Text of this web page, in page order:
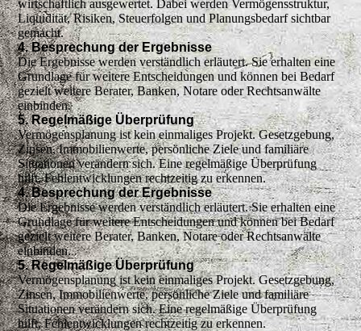
wirtschaftlich ausgewertet. Dabei werden Vermögensstruktur,
Liquidität, Risiken, Steuerfolgen und Planungsbedarf sichtbar
gemacht.
4. Besprechung der Ergebnisse
Die Ergebnisse werden verständlich erläutert. Sie erhalten eine
Grundlage für weitere Entscheidungen und können bei Bedarf
gezielt weitere Berater, Banken, Notare oder Rechtsanwälte
einbinden.
5. Regelmäßige Überprüfung
Vermögensplanung ist kein einmaliges Projekt. Gesetzgebung,
Zinsen, Immobilienwerte, persönliche Ziele und familiäre
Situationen verändern sich. Eine regelmäßige Überprüfung
hilft, Fehlentwicklungen rechtzeitig zu erkennen.
4. Besprechung der Ergebnisse
Die Ergebnisse werden verständlich erläutert. Sie erhalten eine
Grundlage für weitere Entscheidungen und können bei Bedarf
gezielt weitere Berater, Banken, Notare oder Rechtsanwälte
einbinden.
5. Regelmäßige Überprüfung
Vermögensplanung ist kein einmaliges Projekt. Gesetzgebung,
Zinsen, Immobilienwerte, persönliche Ziele und familiäre
Situationen verändern sich. Eine regelmäßige Überprüfung
hilft, Fehlentwicklungen rechtzeitig zu erkennen.